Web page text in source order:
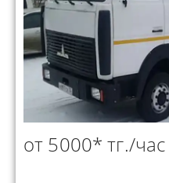
от 5000* тг./час